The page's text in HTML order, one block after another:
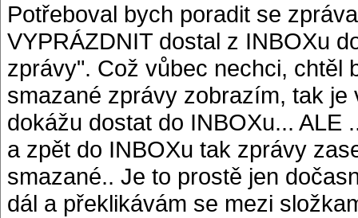
Potřeboval bych poradit se
VYPRÁZDNIT dostal z INBOXu
zprávy". Což vůbec nechci, chtěl
smazané zprávy zobrazím, tak
dokážu dostat do INBOXu... ALE
a zpět do INBOXu tak zprávy
smazané.. Je to prostě jen
dál a překlikávám se mezi